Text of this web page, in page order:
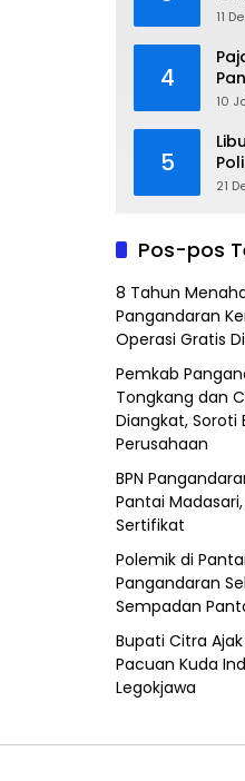
11
4
10
5
21
Pos-pos
8 Tahun
Pangandaran
Operasi Gratis
Pemkab
Tongkang dan
Diangkat, Soroti
Perusahaan
BPN
Pantai
Sertifikat
Polemik di
Pangandaran
Sempadan
Bupati Citra
Pacuan Kuda
Legokjawa